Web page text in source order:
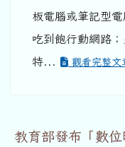
板電腦或筆記型
吃到飽行動網路
特...
觀看完整文
教育部發布「數位